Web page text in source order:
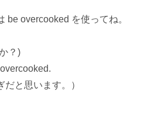
be overcooked を使ってね。
？)
だと思います。）